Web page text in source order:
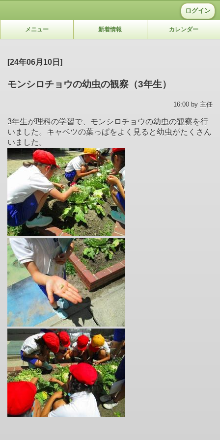
ログイン
メニュー 新着情報 カレンダー
[24年06月10日]
モンシロチョウの幼虫の観察（3年生）
16:00 by 主任
3年生が理科の学習で、モンシロチョウの幼虫の観察を行
いました。キャベツの葉っぱをよく見ると幼虫がたくさん
いました。